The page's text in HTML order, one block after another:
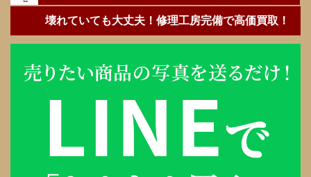
壊れていても大丈夫！修理工房完備で高価買取！